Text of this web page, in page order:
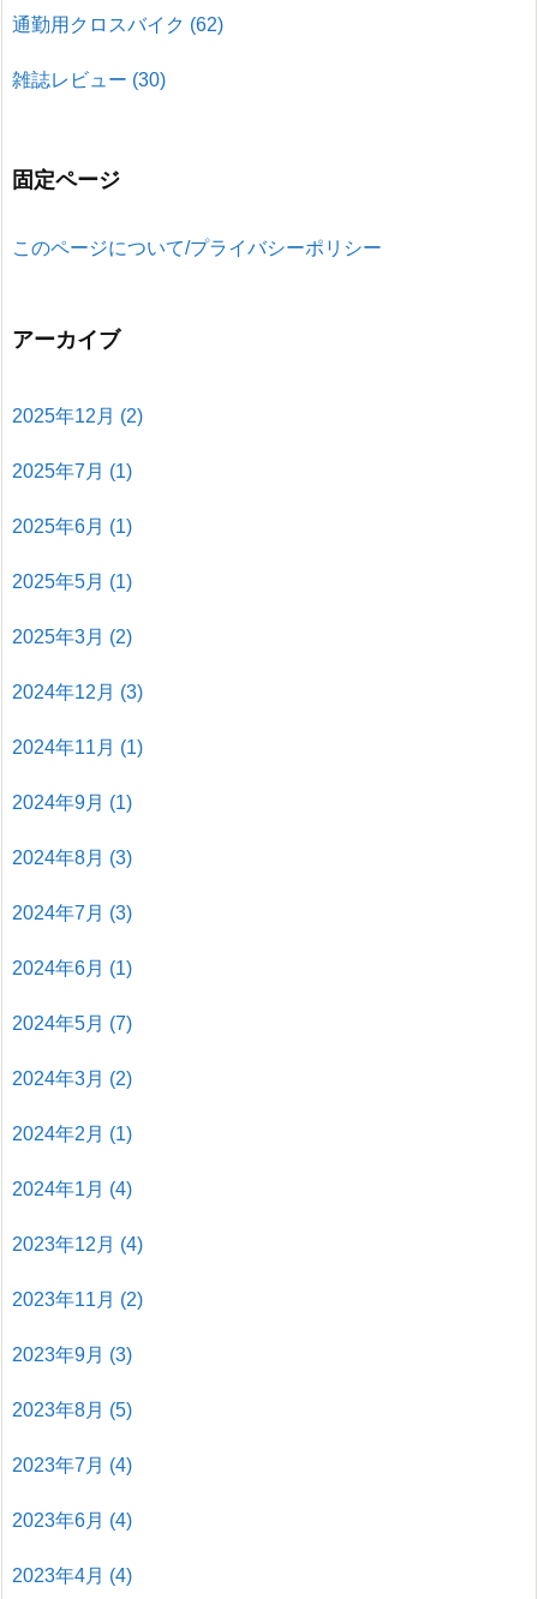
通勤用クロスバイク (62)
雑誌レビュー (30)
固定ページ
このページについて/プライバシーポリシー
アーカイブ
2025年12月 (2)
2025年7月 (1)
2025年6月 (1)
2025年5月 (1)
2025年3月 (2)
2024年12月 (3)
2024年11月 (1)
2024年9月 (1)
2024年8月 (3)
2024年7月 (3)
2024年6月 (1)
2024年5月 (7)
2024年3月 (2)
2024年2月 (1)
2024年1月 (4)
2023年12月 (4)
2023年11月 (2)
2023年9月 (3)
2023年8月 (5)
2023年7月 (4)
2023年6月 (4)
2023年4月 (4)